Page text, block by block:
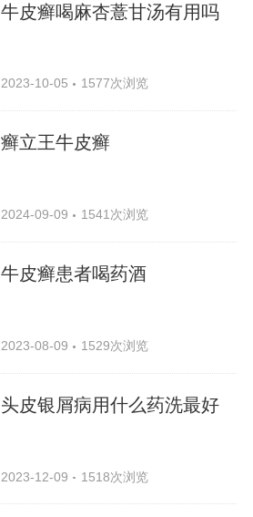
牛皮癣喝麻杏薏甘汤有用吗
2023-10-05 1577次浏览
癣立王牛皮癣
2024-09-09 1541次浏览
牛皮癣患者喝药酒
2023-08-09 1529次浏览
头皮银屑病用什么药洗最好
2023-12-09 1518次浏览